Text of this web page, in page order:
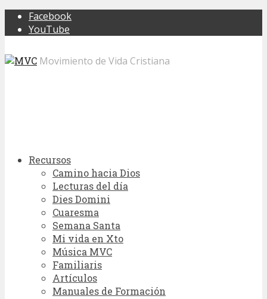
Facebook
YouTube
Movimiento de Vida Cristiana
Recursos
Camino hacia Dios
Lecturas del día
Dies Domini
Cuaresma
Semana Santa
Mi vida en Xto
Música MVC
Familiaris
Artículos
Manuales de Formación